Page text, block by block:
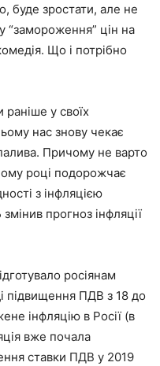
буде зростати, але не
“замороження” цін на
Що і потрібно
у своїх
нас знову чекає
Причому не варто
році подорожчає
з інфляцією
прогноз інфляції
росіянам
підвищення ПДВ з 18 до
інфляцію в Росії (в
вже почала
ставки ПДВ у 2019